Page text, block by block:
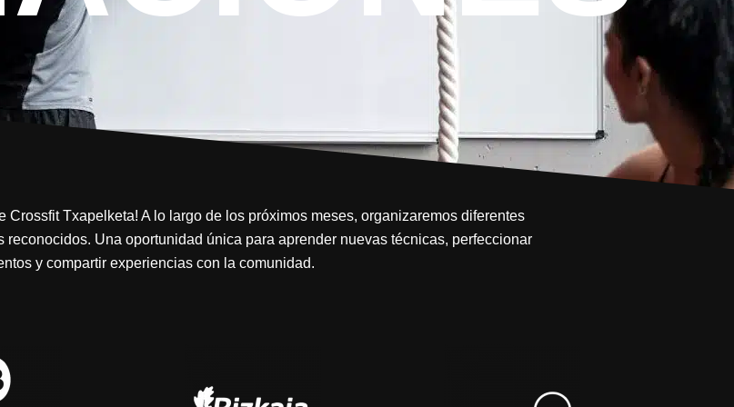
Crossfit Txapelketa! A lo largo de los próximos meses, organizaremos diferentes
Una oportunidad única para aprender nuevas técnicas, perfeccionar
y compartir experiencias con la comunidad.